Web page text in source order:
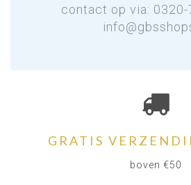
contact op via:
GRATIS
boven €50